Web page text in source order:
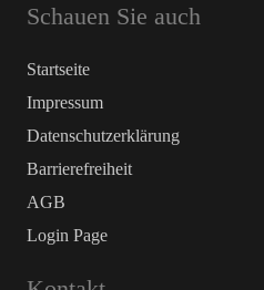
Schauen Sie auch
Startseite
Impressum
Datenschutz­erklärung
Barrierefreiheit
AGB
Login Page